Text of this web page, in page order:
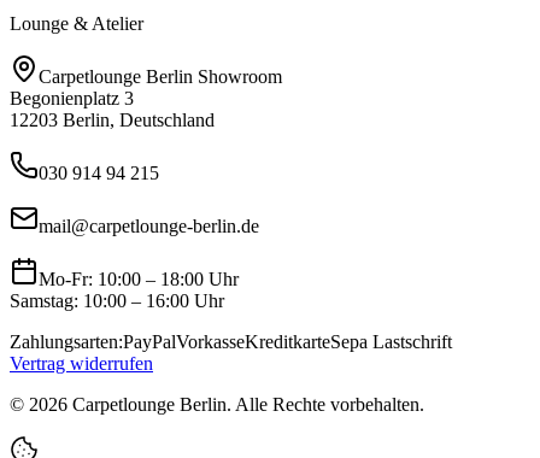
Lounge & Atelier
Carpetlounge Berlin Showroom
Begonienplatz 3
12203 Berlin, Deutschland
030 914 94 215
mail@carpetlounge-berlin.de
Mo-Fr: 10:00 – 18:00 Uhr
Samstag: 10:00 – 16:00 Uhr
Zahlungsarten:PayPalVorkasseKreditkarteSepa Lastschrift
Vertrag widerrufen
© 2026 Carpetlounge Berlin. Alle Rechte vorbehalten.